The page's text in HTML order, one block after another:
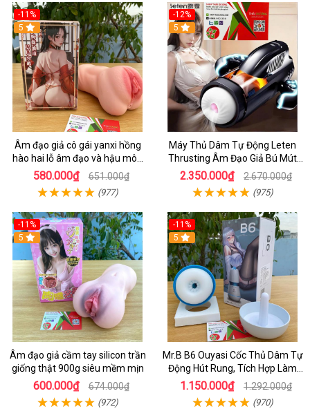
-11%
5
Âm đạo giả cô gái yanxi hồng
hào hai lỗ âm đạo và hậu môn
cho nam tự sướng 610g
580.000₫ 651.000₫
(977)
-12%
5
Máy Thủ Dâm Tự Động Leten
Thrusting Âm Đạo Giả Bú Mút
Cao Cấp Cho Nam
2.350.000₫ 2.670.000₫
(975)
-11%
5
Âm đạo giả cầm tay silicon trần
giống thật 900g siêu mềm mịn
600.000₫ 674.000₫
(972)
-11%
5
Mr.B B6 Ouyasi Cốc Thủ Dâm Tự
Động Hút Rung, Tích Hợp Làm
Ấm Cao Cấp
1.150.000₫ 1.292.000₫
(970)